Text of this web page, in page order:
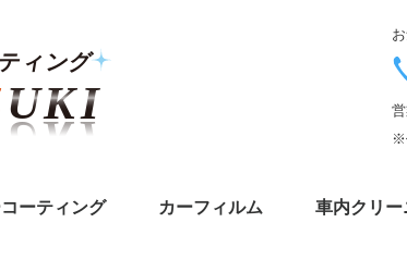
※
ーティング カーフィルム 車内クリー